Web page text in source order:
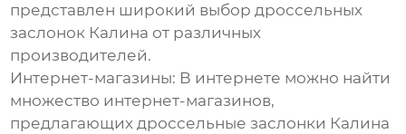
представлен широкий выбордроссельных
заслонок Калина от различных
производителей.
Интернет-магазины: В интернете можно найти
множество интернет-магазинов,
предлагающихдроссельные заслонки Калина